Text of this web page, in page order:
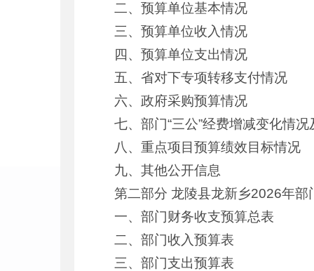
二、预算单位基本情况
三、预算单位收入情况
四、预算单位支出情况
五、省对下专项转移支付情况
六、政府采购预算情况
七、部门“三公”经费增减变化情
八、重点项目预算绩效目标情况
九、其他公开信息
第二部分 龙陵县龙新乡2026年部
一、部门财务收支预算总表
二、部门收入预算表
三、部门支出预算表